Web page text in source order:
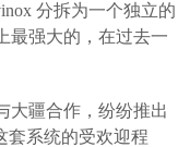
分拆为一个独立的
最强大的，在过去一
大疆合作，纷纷推出
套系统的受欢迎程